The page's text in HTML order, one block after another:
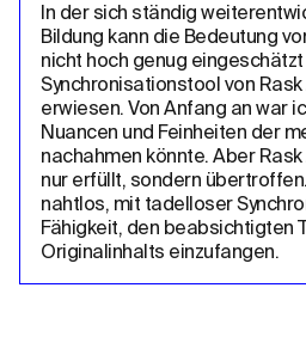
In der sich ständig
Bildung kann die Bedeutung
nicht hoch genug
Synchronisationstool von
erwiesen. Von Anfang an war
Nuancen und Feinheiten der
nachahmen könnte. Aber
nur erfüllt, sondern
nahtlos, mit tadelloser
Fähigkeit, den beabsichtigten
Originalinhalts einzufangen.